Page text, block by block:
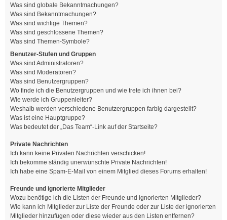
Was sind globale Bekanntmachungen?
Was sind Bekanntmachungen?
Was sind wichtige Themen?
Was sind geschlossene Themen?
Was sind Themen-Symbole?
Benutzer-Stufen und Gruppen
Was sind Administratoren?
Was sind Moderatoren?
Was sind Benutzergruppen?
Wo finde ich die Benutzergruppen und wie trete ich ihnen bei?
Wie werde ich Gruppenleiter?
Weshalb werden verschiedene Benutzergruppen farbig dargestellt?
Was ist eine Hauptgruppe?
Was bedeutet der „Das Team“-Link auf der Startseite?
Private Nachrichten
Ich kann keine Privaten Nachrichten verschicken!
Ich bekomme ständig unerwünschte Private Nachrichten!
Ich habe eine Spam-E-Mail von einem Mitglied dieses Forums erhalten!
Freunde und ignorierte Mitglieder
Wozu benötige ich die Listen der Freunde und ignorierten Mitglieder?
Wie kann ich Mitglieder zur Liste der Freunde oder zur Liste der ignorierten
Mitglieder hinzufügen oder diese wieder aus den Listen entfernen?